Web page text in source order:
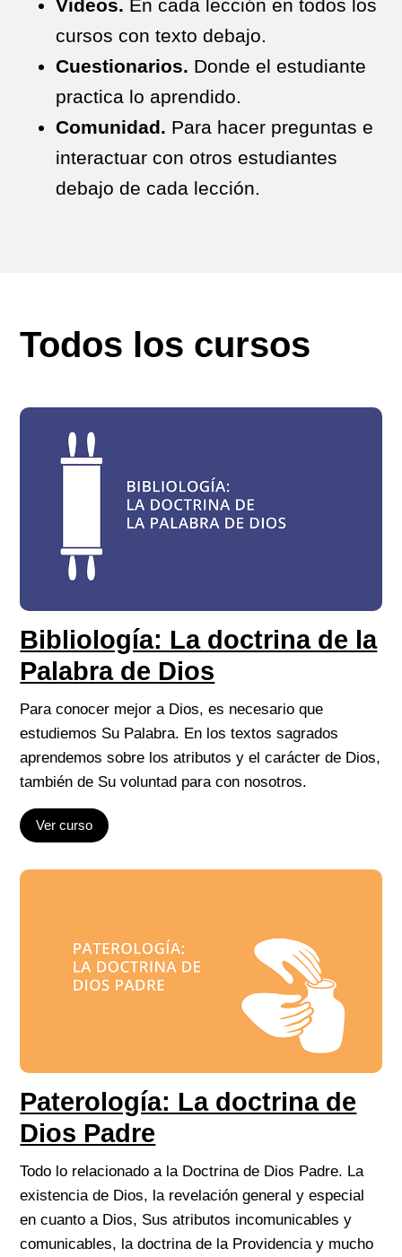
Videos. En cada lección en todos los
cursos con texto debajo.
Cuestionarios. Donde el estudiante
practica lo aprendido.
Comunidad. Para hacer preguntas e
interactuar con otros estudiantes
debajo de cada lección.
Todos los cursos
Bibliología: La doctrina de la
Palabra de Dios
Para conocer mejor a Dios, es necesario que
estudiemos Su Palabra. En los textos sagrados
aprendemos sobre los atributos y el carácter de Dios,
también de Su voluntad para con nosotros.
Ver curso
Paterología: La doctrina de
Dios Padre
Todo lo relacionado a la Doctrina de Dios Padre. La
existencia de Dios, la revelación general y especial
en cuanto a Dios, Sus atributos incomunicables y
comunicables, la doctrina de la Providencia y mucho